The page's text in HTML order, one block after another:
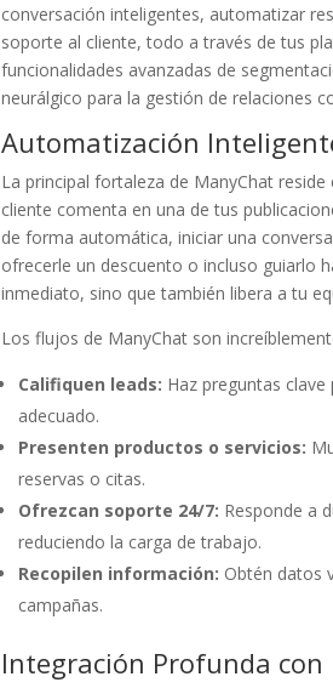
conversación inteligentes, automatizar
soporte al cliente, todo a través de tus
funcionalidades avanzadas de
neurálgico para la gestión de relaciones
Automatización
La principal fortaleza de ManyChat
cliente comenta en una de tus
de forma automática, iniciar una
ofrecerle un descuento o incluso guiarlo
inmediato, sino que también libera a tu
Los flujos de ManyChat son
Califiquen leads: Haz preguntas
adecuado.
Presenten productos o servicios:
reservas o citas.
Ofrezcan soporte 24/7: Responde a
reduciendo la carga de trabajo.
Recopilen información: Obtén datos
campañas.
Integración Profunda con